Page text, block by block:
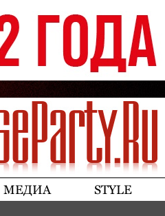
МЕДИА STYLE